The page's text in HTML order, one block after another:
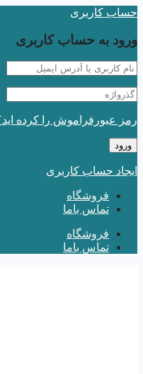
حساب کاربری
ورود به حساب کاربری
رمز عبورفراموش را کرده
ایجاد حساب کاربری
فروشگاه
تماس باما
فروشگاه
تماس باما